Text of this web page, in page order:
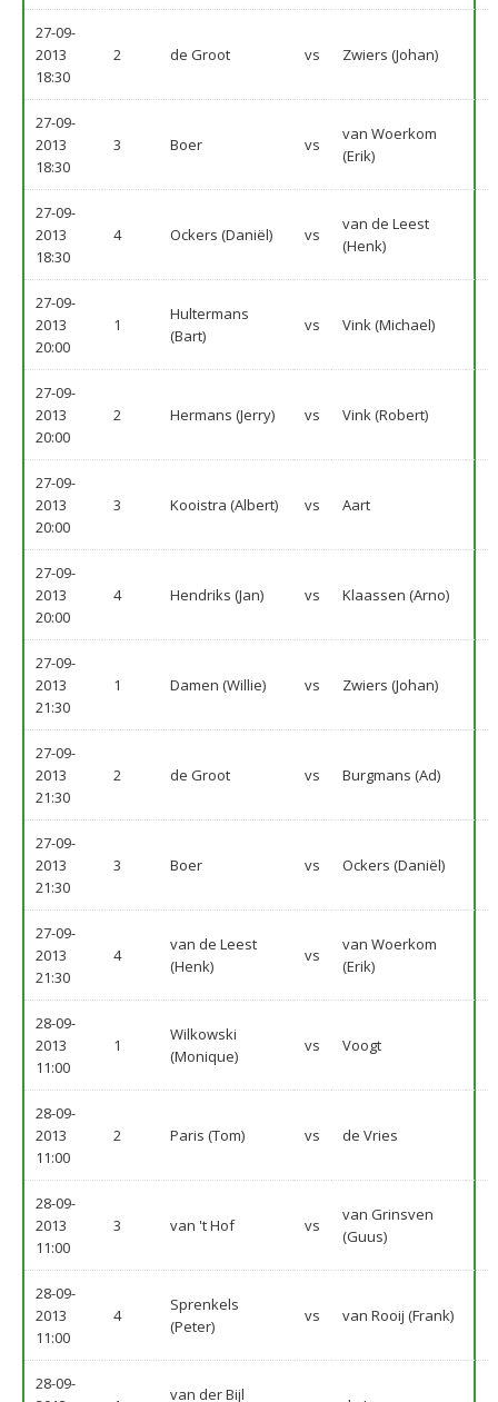
27-09-
2013
18:30
2 de Groot vs Zwiers (Johan)
27-09-
2013
18:30
3 Boer vs
van Woerkom
(Erik)
27-09-
2013
18:30
4 Ockers (Daniël) vs
van de Leest
(Henk)
27-09-
2013
20:00
1
Hultermans
(Bart)
vs Vink (Michael)
27-09-
2013
20:00
2 Hermans (Jerry) vs Vink (Robert)
27-09-
2013
20:00
3 Kooistra (Albert) vs Aart
27-09-
2013
20:00
4 Hendriks (Jan) vs Klaassen (Arno)
27-09-
2013
21:30
1 Damen (Willie) vs Zwiers (Johan)
27-09-
2013
21:30
2 de Groot vs Burgmans (Ad)
27-09-
2013
21:30
3 Boer vs Ockers (Daniël)
27-09-
2013
21:30
4
van de Leest
(Henk)
vs
van Woerkom
(Erik)
28-09-
2013
11:00
1
Wilkowski
(Monique)
vs Voogt
28-09-
2013
11:00
2 Paris (Tom) vs de Vries
28-09-
2013
11:00
3 van 't Hof vs
van Grinsven
(Guus)
28-09-
2013
11:00
4
Sprenkels
(Peter)
vs van Rooij (Frank)
28-09-
van der Bijl